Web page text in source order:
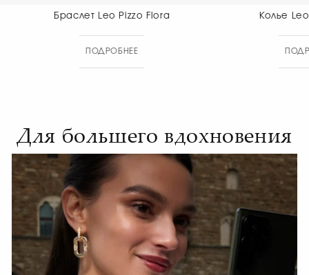
Браслет Leo Pizzo Flora
ПОДРОБНЕЕ
Колье
Для большего вдохновения